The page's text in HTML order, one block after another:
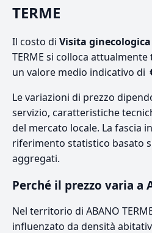
TERME
Il costo di Visita
TERME si colloca attualmente
un valore medio indicativo di
Le variazioni di prezzo
servizio, caratteristiche
del mercato locale. La fascia
riferimento statistico basato
aggregati.
Perché il prezzo varia a
Nel territorio di ABANO
influenzato da densità